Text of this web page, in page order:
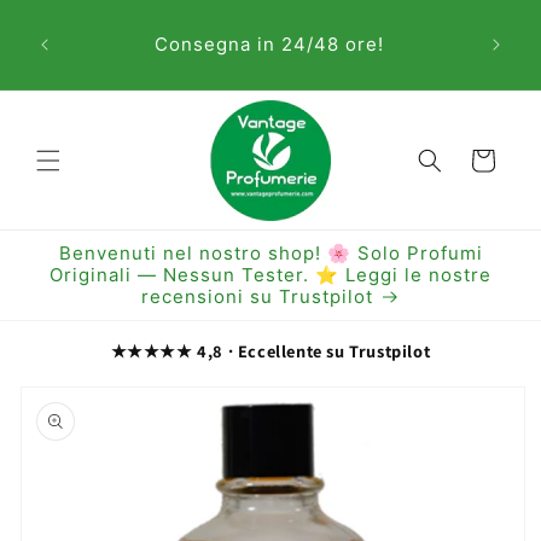
ai contenuti
Consegna in 24/48 ore!
Carrello
Benvenuti nel nostro shop! 🌸 Solo Profumi
Originali — Nessun Tester. ⭐ Leggi le nostre
recensioni su Trustpilot
★★★★★ 4,8 · Eccellente su Trustpilot
informazioni
sul prodotto